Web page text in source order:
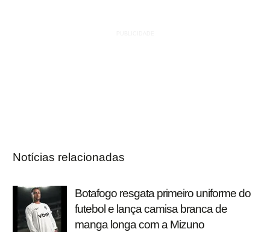
Notícias relacionadas
Botafogo resgata primeiro uniforme do
futebol e lança camisa branca de
manga longa com a Mizuno